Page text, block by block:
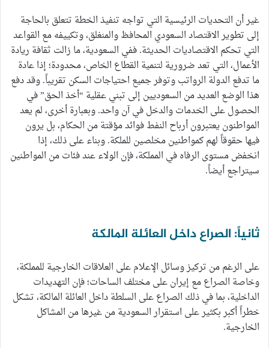
غير أن التحديات الرئيسية التي تواجه تنفيذ الخطة تتعلق بالحاجة
إلى تطوير الاقتصاد السعودي المحافظ والمنغلق، وتكييفه مع القواعد
التي تحكم الاقتصاديات الحديثة. ففي السعودية، ما زالت ثقافة ريادة
الأعمال، التي تعد ضرورية لتنمية القطاع الخاص، محدودة؛ إذا عادة
ما تدفع الدولة الرواتب وتوفر جميع احتياجات السكن تقريباً. وقد دفع
هذا الوضع العديد من السعوديين إلى تبني عقلية “أخذ الحق” في
الحصول على الخدمات والدخل في آن واحد. وبعبارة أخرى، لم يعد
المواطنون يعتبرون أرباح النفط فوائد مؤقتة من الحكام، بل يرون
فيها حقوقاً لهم كمواطنين مخلصين للملكة. وبناء على ذلك، إذا
انخفض مستوى الرفاه في المملكة، فإن الولاء عند فئات من المواطنين
سيتراجع أيضاً.
ثانياً: الصراع داخل العائلة المالكة
على الرغم من تركيز وسائل الإعلام على العلاقات الخارجية للمملكة،
وخاصة الصراع مع إيران على مختلف الساحات؛ فإن التهديدات
الداخلية، بما في ذلك الصراع على السلطة داخل العائلة المالكة، تشكل
خطراً أكبر بكثير على استقرار السعودية من غيرها من المشاكل
الخارجية.